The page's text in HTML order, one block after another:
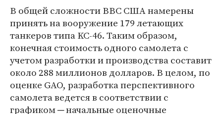
В общей сложности ВВС США намерены
принять на вооружение 179 летающих
танкеров типа KC-46. Таким образом,
конечная стоимость одного самолета с
учетом разработки и производства составит
около 288 миллионов долларов. В целом, по
оценке GAO, разработка перспективного
самолета ведется в соответствии с
графиком ─ начальные оценочные